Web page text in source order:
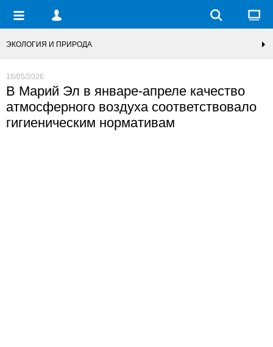
ЭКОЛОГИЯ И ПРИРОДА
16/05/2026
В Марий Эл в январе-апреле качество
атмосферного воздуха соответствовало
гигиеническим нормативам